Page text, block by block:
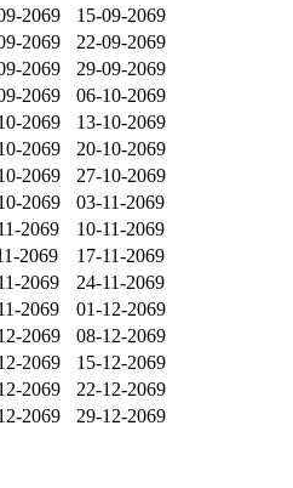
2069
15-09-2069
2069
22-09-2069
2069
29-09-2069
2069
06-10-2069
2069
13-10-2069
2069
20-10-2069
2069
27-10-2069
2069
03-11-2069
2069
10-11-2069
2069
17-11-2069
2069
24-11-2069
2069
01-12-2069
2069
08-12-2069
2069
15-12-2069
2069
22-12-2069
2069 29-12-2069